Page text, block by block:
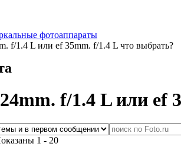
фотоаппараты
f/1.4 L или ef 35mm. f/1.4 L что выбрать?
f/1.4 L или ef
1 - 20